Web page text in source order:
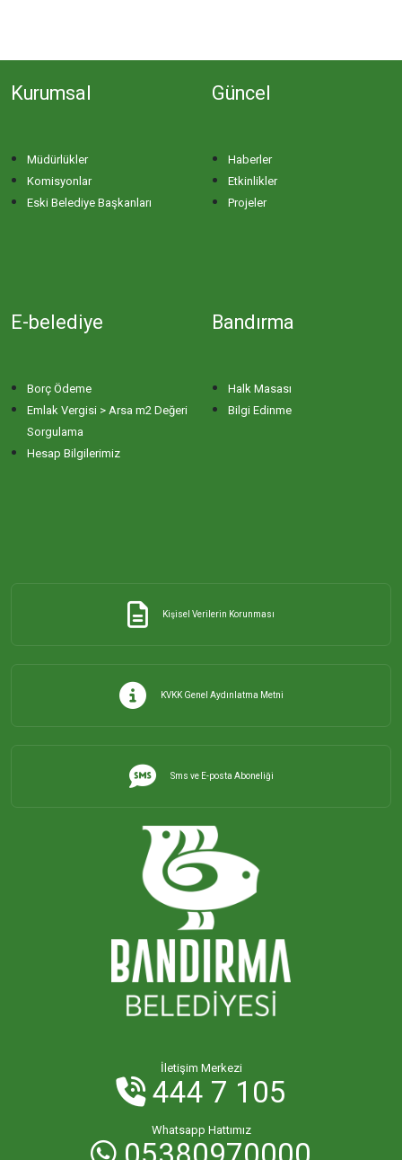
Kurumsal
Müdürlükler
Komisyonlar
Eski Belediye Başkanları
Güncel
Haberler
Etkinlikler
Projeler
E-belediye
Borç Ödeme
Emlak Vergisi > Arsa m2 Değeri
Sorgulama
Hesap Bilgilerimiz
Bandırma
Halk Masası
Bilgi Edinme
Kişisel Verilerin Korunması
KVKK Genel Aydınlatma Metni
Sms ve E-posta Aboneliği
İletişim Merkezi
444 7 105
Whatsapp Hattımız